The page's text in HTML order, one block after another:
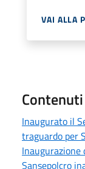
VAI ALLA
Inaugurato il
traguardo per
Inaugurazione
Sansepolcro